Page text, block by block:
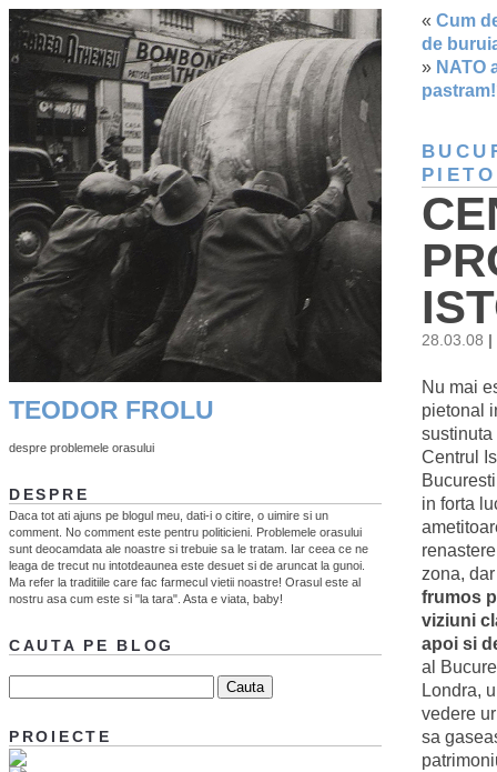
« Cum
de
» NATO
28.03.08
Nu mai
pietonal
Centrul
in forta
zona,
frumos
viziuni
apoi si
al
Londra,
vedere
sa
TEODOR FROLU
despre problemele orasului
DESPRE
Daca tot ati ajuns pe blogul meu, dati-i o citire, o uimire si un
comment. No comment este pentru politicieni. Problemele orasului
sunt deocamdata ale noastre si trebuie sa le tratam. Iar ceea ce ne
leaga de trecut nu intotdeaunea este desuet si de aruncat la gunoi.
Ma refer la traditiile care fac farmecul vietii noastre! Orasul este al
nostru asa cum este si "la tara". Asta e viata, baby!
CAUTA PE BLOG
PROIECTE